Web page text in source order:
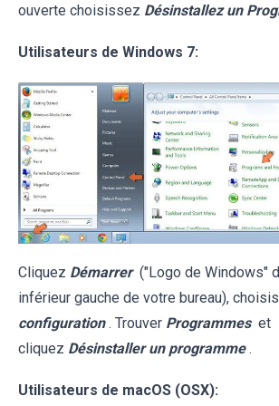
ouverte choisissez Désinstallez un
Utilisateurs de Windows 7:
Cliquez Démarrer ("Logo de Windows"
inférieur gauche de votre bureau),
configuration . Trouver Programmes et
cliquez Désinstaller un programme .
Utilisateurs de macOS (OSX):